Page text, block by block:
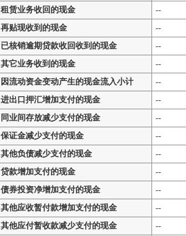
租赁业务收回的现金
--
再贴现收到的现金
--
已核销逾期贷款收回收到的现金
--
其它业务收到的现金
--
因流动资金变动产生的现金流入小计
--
进出口押汇增加支付的现金
--
同业间存放减少支付的现金
--
保证金减少支付的现金
--
其他负债减少支付的现金
--
贷款增加支付的现金
--
债券投资净增加支付的现金
--
其他应收暂付款增加支付的现金
--
其他应付暂收款减少支付的现金
--